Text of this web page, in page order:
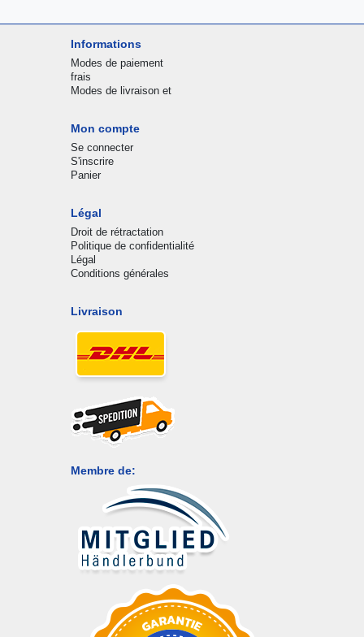
Informations
Modes de paiement
frais
Modes de livraison et
Mon compte
Se connecter
S'inscrire
Panier
Légal
Droit de rétractation
Politique de confidentialité
Légal
Conditions générales
Livraison
Membre de: